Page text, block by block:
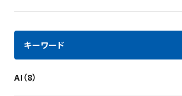
キーワード
AI（8）